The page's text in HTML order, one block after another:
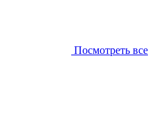
Посмотреть все